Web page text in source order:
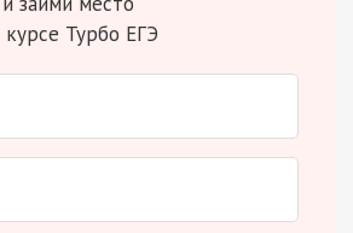
Турбо ЕГЭ